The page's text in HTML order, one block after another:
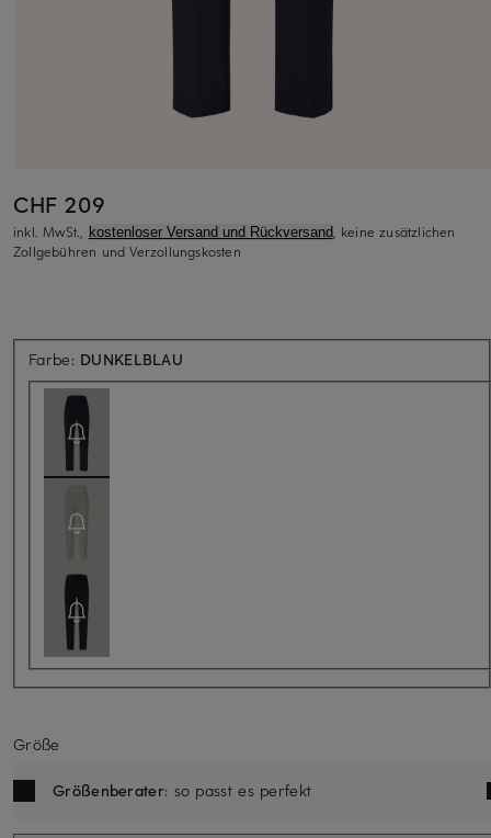
CHF 209
inkl. MwSt., kostenloser Versand und Rückversand, keine zusätzlichen
Zollgebühren und Verzollungskosten
Farbe: DUNKELBLAU
Größe
Größenberater: so passt es perfekt